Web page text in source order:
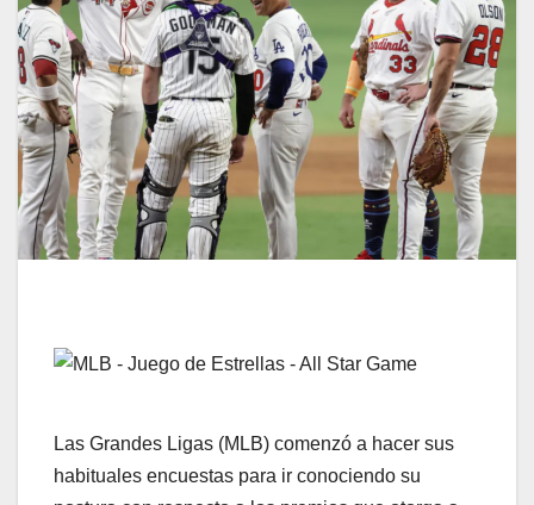
Las Grandes Ligas (MLB) comenzó a hacer sus
habituales encuestas para ir conociendo su